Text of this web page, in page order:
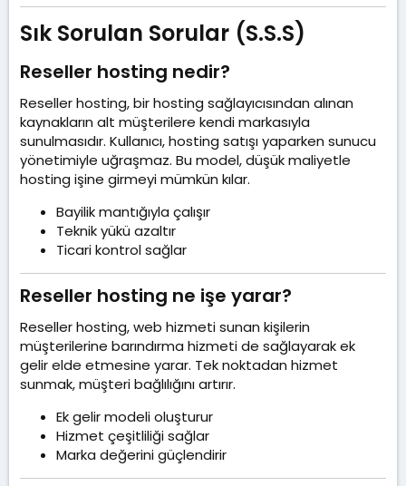
Sık Sorulan Sorular (S.S.S)​
Reseller hosting nedir?​
Reseller hosting, bir hosting sağlayıcısından alınan
kaynakların alt müşterilere kendi markasıyla
sunulmasıdır. Kullanıcı, hosting satışı yaparken sunucu
yönetimiyle uğraşmaz. Bu model, düşük maliyetle
hosting işine girmeyi mümkün kılar.
Bayilik mantığıyla çalışır
Teknik yükü azaltır
Ticari kontrol sağlar
Reseller hosting ne işe yarar?​
Reseller hosting, web hizmeti sunan kişilerin
müşterilerine barındırma hizmeti de sağlayarak ek
gelir elde etmesine yarar. Tek noktadan hizmet
sunmak, müşteri bağlılığını artırır.
Ek gelir modeli oluşturur
Hizmet çeşitliliği sağlar
Marka değerini güçlendirir